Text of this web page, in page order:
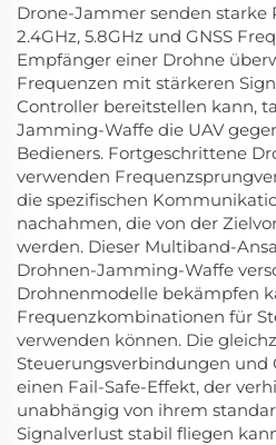
Drone-Jammer senden starke
2.4GHz, 5.8GHz und GNSS
Empfänger einer Drohne
Frequenzen mit stärkeren
Controller bereitstellen kann,
Jamming-Waffe die UAV
Bedieners. Fortgeschrittene
verwenden
die spezifischen
nachahmen, die von der
werden. Dieser Multiband-
Drohnen-Jamming-Waffe
Drohnenmodelle bekämpfen
Frequenzkombinationen für
verwenden können. Die
Steuerungsverbindungen und
einen Fail-Safe-Effekt, der
unabhängig von ihrem
Signalverlust stabil fliegen